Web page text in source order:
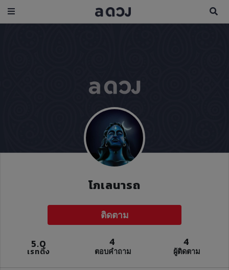
โภเลนารถ
ติดตาม
5.0
เรทติ้ง
4
ตอบคำถาม
4
ผู้ติดตาม